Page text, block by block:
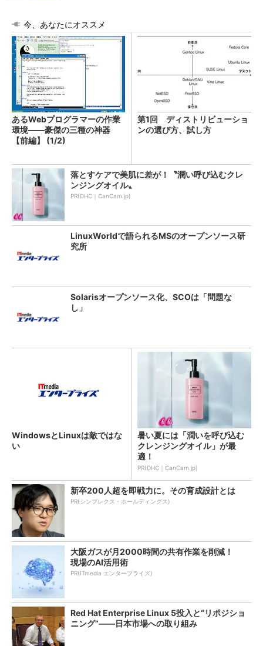
今、あなたにオススメ
あるWebプログラマーの作業
環境――豪傑の三種の神器
【前編】 (1/2)
第1回 ディストリビューショ
ンの選び方、試し方
落とすケアで美肌に差が！〝潤い呼び込むクレ
ンジングオイル〟
PR(DHC｜CanCam.jp)
LinuxWorldで語られるMSのオープンソース研
究所
Solarisオープンソース化、SCOは「問題な
し」
WindowsとLinuxは敵ではな
い
暑い夏には「潤いを呼び込む
クレンジングオイル」が最
適！
PR(DHC｜CanCam.jp)
新卒200人超を即戦力に。その育成設計とは
PR(シンプレクス・ホールディングス)
大阪ガスが月2000時間の共有作業を削減！
現場のAI活用術
PR(ITmedia エンタープライズ)
Red Hat Enterprise Linux 5投入と“リポジショ
ニング”――日本市場への取り組み